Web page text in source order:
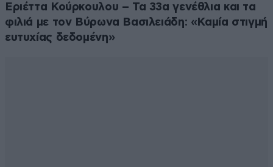
Εριέττα Κούρκουλου – Τα 33α γενέθλια και τα
φιλιά με τον Βύρωνα Βασιλειάδη: «Καμία στιγμή
ευτυχίας δεδομένη»